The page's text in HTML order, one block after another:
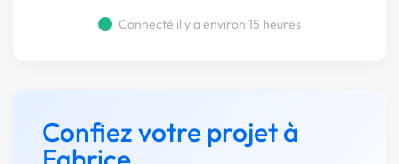
Connecté il y a environ 15 heures
Confiez votre projet à